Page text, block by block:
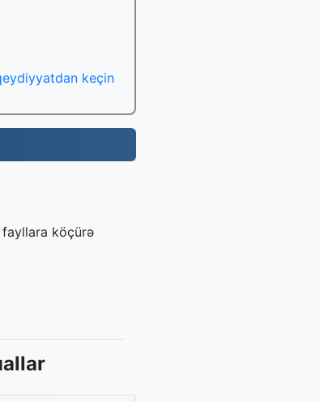
keçin
fayllara köçürə